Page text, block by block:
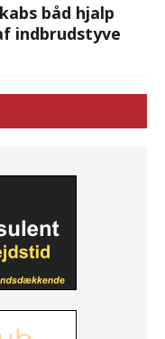
båd hjalp
indbrudstyve